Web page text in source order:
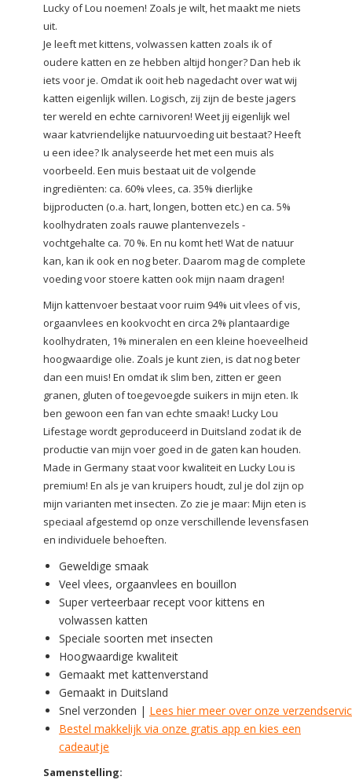
Lucky of Lou noemen! Zoals je wilt, het maakt me niets
uit.
Je leeft met kittens, volwassen katten zoals ik of
oudere katten en ze hebben altijd honger? Dan heb ik
iets voor je. Omdat ik ooit heb nagedacht over wat wij
katten eigenlijk willen. Logisch, zij zijn de beste jagers
ter wereld en echte carnivoren! Weet jij eigenlijk wel
waar katvriendelijke natuurvoeding uit bestaat? Heeft
u een idee? Ik analyseerde het met een muis als
voorbeeld. Een muis bestaat uit de volgende
ingrediënten: ca. 60% vlees, ca. 35% dierlijke
bijproducten (o.a. hart, longen, botten etc.) en ca. 5%
koolhydraten zoals rauwe plantenvezels -
vochtgehalte ca. 70 %. En nu komt het! Wat de natuur
kan, kan ik ook en nog beter. Daarom mag de complete
voeding voor stoere katten ook mijn naam dragen!
Mijn kattenvoer bestaat voor ruim 94% uit vlees of vis,
orgaanvlees en kookvocht en circa 2% plantaardige
koolhydraten, 1% mineralen en een kleine hoeveelheid
hoogwaardige olie. Zoals je kunt zien, is dat nog beter
dan een muis! En omdat ik slim ben, zitten er geen
granen, gluten of toegevoegde suikers in mijn eten. Ik
ben gewoon een fan van echte smaak! Lucky Lou
Lifestage wordt geproduceerd in Duitsland zodat ik de
productie van mijn voer goed in de gaten kan houden.
Made in Germany staat voor kwaliteit en Lucky Lou is
premium! En als je van kruipers houdt, zul je dol zijn op
mijn varianten met insecten. Zo zie je maar: Mijn eten is
speciaal afgestemd op onze verschillende levensfasen
en individuele behoeften.
Geweldige smaak
Veel vlees, orgaanvlees en bouillon
Super verteerbaar recept voor kittens en
volwassen katten
Speciale soorten met insecten
Hoogwaardige kwaliteit
Gemaakt met kattenverstand
Gemaakt in Duitsland
Snel verzonden | Lees hier meer over onze
Bestel makkelijk via onze gratis app en kies een
cadeautje
Samenstelling: